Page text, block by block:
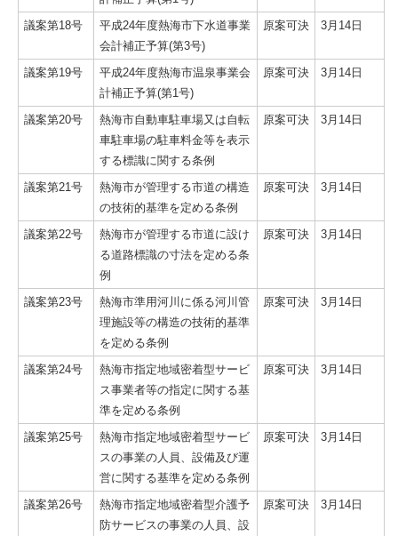
議案第18号
平成24年度熱海市下水道事業
会計補正予算(第3号)
原案可決 3月14日
議案第19号
平成24年度熱海市温泉事業会
計補正予算(第1号)
原案可決 3月14日
議案第20号
熱海市自動車駐車場又は自転
車駐車場の駐車料金等を表示
する標識に関する条例
原案可決 3月14日
議案第21号
熱海市が管理する市道の構造
の技術的基準を定める条例
原案可決 3月14日
議案第22号
熱海市が管理する市道に設け
る道路標識の寸法を定める条
例
原案可決 3月14日
議案第23号
熱海市準用河川に係る河川管
理施設等の構造の技術的基準
を定める条例
原案可決 3月14日
議案第24号
熱海市指定地域密着型サービ
ス事業者等の指定に関する基
準を定める条例
原案可決 3月14日
議案第25号
熱海市指定地域密着型サービ
スの事業の人員、設備及び運
営に関する基準を定める条例
原案可決 3月14日
議案第26号
熱海市指定地域密着型介護予
防サービスの事業の人員、設
原案可決 3月14日